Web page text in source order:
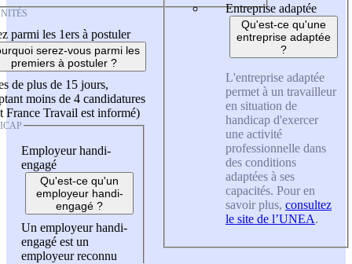
parmi les 1ers à postuler
serez-vous parmi les
premiers à postuler ?
de plus de 15 jours,
moins de 4 candidatures
France Travail est informé)
Employeur handi-
engagé
Qu'est-ce qu'un
employeur handi-
engagé ?
Un employeur handi-
engagé est un
employeur reconnu
Entreprise adaptée
Qu'est-ce qu'une
entreprise adaptée
?
L'entreprise adaptée
permet à un travailleur
en situation de
handicap d'exercer
une activité
professionnelle dans
des conditions
adaptées à ses
capacités. Pour en
savoir plus, consultez
le site de l’UNEA.